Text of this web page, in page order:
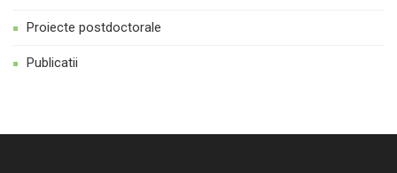
Proiecte postdoctorale
Publicatii